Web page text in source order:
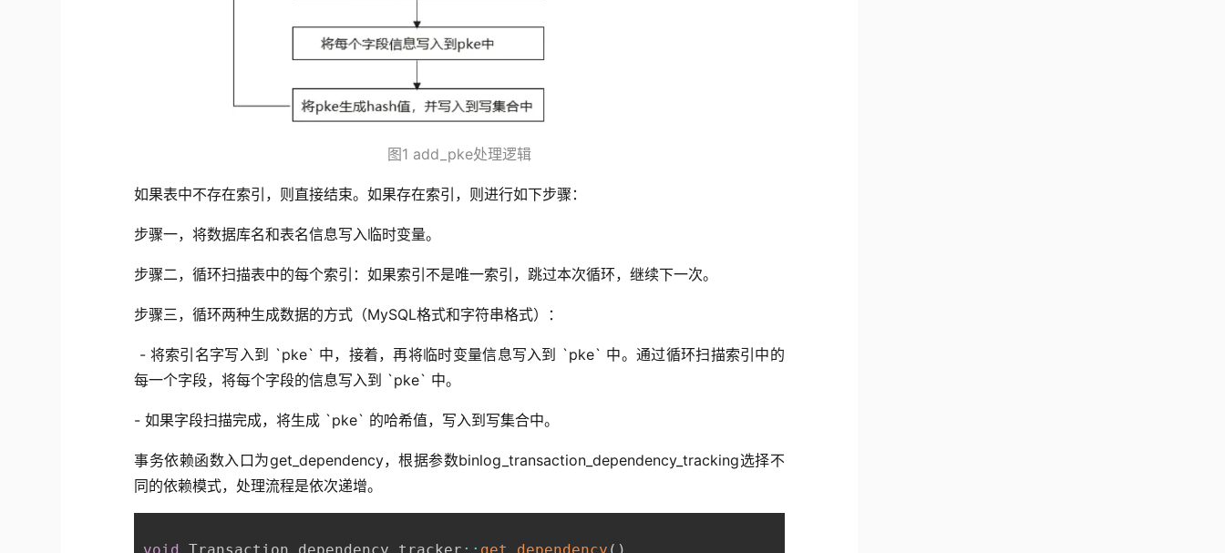
图1 add_pke处理逻辑
如果表中不存在索引，则直接结束。如果存在索引，则进行如下步骤：
步骤一，将数据库名和表名信息写入临时变量。
步骤二，循环扫描表中的每个索引：如果索引不是唯一索引，跳过本次循环，继续下一次。
步骤三，循环两种生成数据的方式（MySQL格式和字符串格式）：
- 将索引名字写入到 `pke` 中，接着，再将临时变量信息写入到 `pke` 中。通过循环扫描索引中的
每一个字段，将每个字段的信息写入到 `pke` 中。
- 如果字段扫描完成，将生成 `pke` 的哈希值，写入到写集合中。
事务依赖函数入口为get_dependency，根据参数binlog_transaction_dependency_tracking选择不
同的依赖模式，处理流程是依次递增。